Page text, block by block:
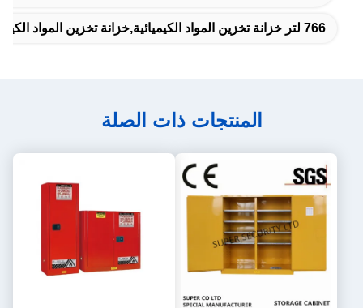
766 لتر خزانة تخزين المواد الكيميائية,خزانة تخزين المواد الكيميائية الصفراء,خزانة تخزين المواد الكيميائية الخطرة الحمضية
المنتجات ذات الصلة